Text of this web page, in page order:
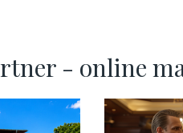
- online